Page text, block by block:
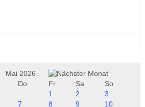
Mai 2026
Do Fr Sa
So
1
2
3
7 8 9 10